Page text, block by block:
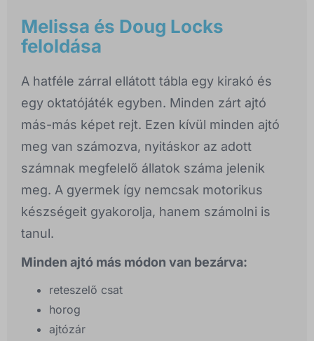
Melissa és Doug Locks
feloldása
A hatféle zárral ellátott tábla egy kirakó és
egy oktatójáték egyben. Minden zárt ajtó
más-más képet rejt. Ezen kívül minden ajtó
meg van számozva, nyitáskor az adott
számnak megfelelő állatok száma jelenik
meg. A gyermek így nemcsak motorikus
készségeit gyakorolja, hanem számolni is
tanul.
Minden ajtó más módon van bezárva:
reteszelő csat
horog
ajtózár